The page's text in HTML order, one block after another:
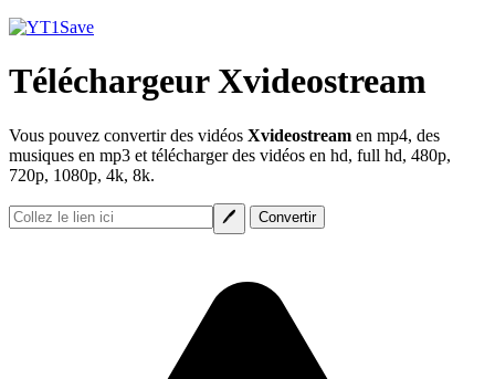
Téléchargeur Xvideostream
Vous pouvez convertir des vidéos Xvideostream en mp4, des
musiques en mp3 et télécharger des vidéos en hd, full hd, 480p,
720p, 1080p, 4k, 8k.